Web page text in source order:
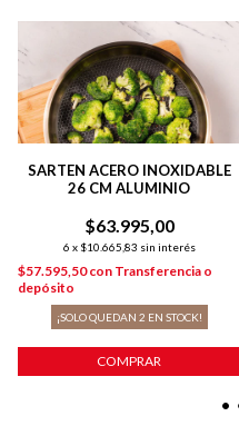
SARTEN ACERO INOXIDABLE
26 CM ALUMINIO
$63.995,00
6 x $10.665,83 sin interés
$57.595,50con Transferencia o
depósito
¡SOLO QUEDAN 2 EN STOCK!
COMPRAR